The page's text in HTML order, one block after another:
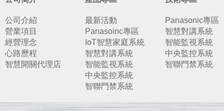
公司介紹
營業項目
經營理念
心路歷程
智慧開關代理店
最新活動
Panasoinc專區
IoT智慧家庭系統
智慧對講系統
智能監視系統
中央監控系統
智聯門禁系統
Panasonic專區
智慧對講系統
智能監視系統
中央監控系統
智聯門禁系統